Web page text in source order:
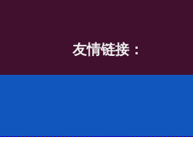
友情链接：